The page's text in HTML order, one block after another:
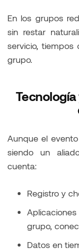
En los grupos
sin restar
servicio,
grupo.
Aunque el
siendo un
cuenta:
Registro y
Aplicaciones
grupo,
Datos en